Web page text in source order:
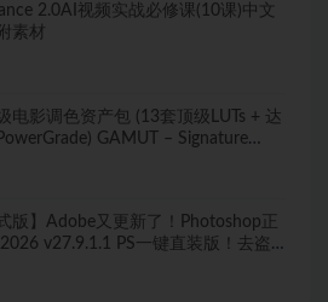
2.0AI视频实战必修课(10课)中文
素材
电影调色资产包 (13套顶级LUTs + 达
GAMUT – Signature
版】Adobe又更新了！Photoshop正
v27.9.1.1 PS一键直装版！去盗